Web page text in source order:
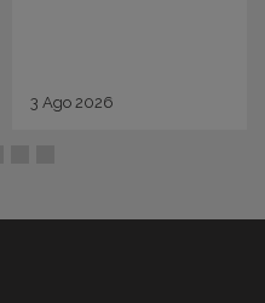
3 Ago 2026